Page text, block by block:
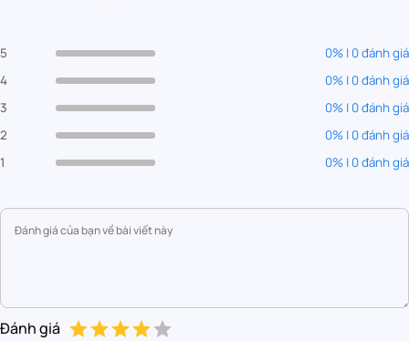
5
0% | 0 đánh giá
4
0% | 0 đánh giá
3
0% | 0 đánh giá
2
0% | 0 đánh giá
1
0% | 0 đánh giá
Đánh giá